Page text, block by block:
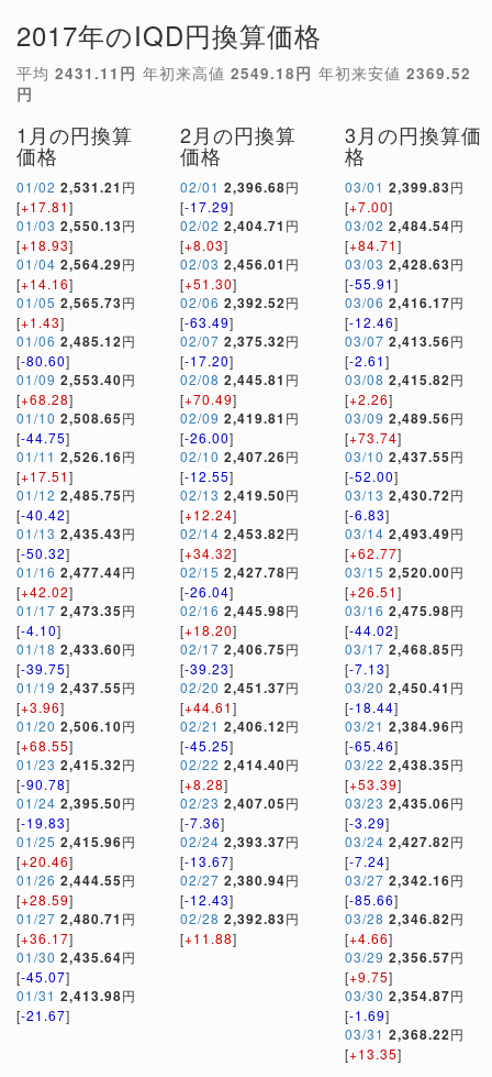
2017年のIQD円換算価格
平均 2431.11円 年初来高値 2549.18円 年初来安値 2369.52
円
1月の円換算
価格
01/02 2,531.21 円
[+17.81]
01/03 2,550.13円
[+18.93]
01/04 2,564.29円
[+14.16]
01/05 2,565.73円
[+1.43]
01/06 2,485.12円
[-80.60]
01/09 2,553.40円
[+68.28]
01/10 2,508.65円
[-44.75]
01/11 2,526.16円
[+17.51]
01/12 2,485.75円
[-40.42]
01/13 2,435.43円
[-50.32]
01/16 2,477.44円
[+42.02]
01/17 2,473.35円
[-4.10]
01/18 2,433.60円
[-39.75]
01/19 2,437.55円
[+3.96]
01/20 2,506.10円
[+68.55]
01/23 2,415.32円
[-90.78]
01/24 2,395.50円
[-19.83]
01/25 2,415.96円
[+20.46]
01/26 2,444.55円
[+28.59]
01/27 2,480.71 円
[+36.17]
01/30 2,435.64円
[-45.07]
01/31 2,413.98円
[-21.67]
2月の円換算
価格
02/01 2,396.68円
[-17.29]
02/02 2,404.71 円
[+8.03]
02/03 2,456.01 円
[+51.30]
02/06 2,392.52円
[-63.49]
02/07 2,375.32円
[-17.20]
02/08 2,445.81 円
[+70.49]
02/09 2,419.81 円
[-26.00]
02/10 2,407.26円
[-12.55]
02/13 2,419.50円
[+12.24]
02/14 2,453.82円
[+34.32]
02/15 2,427.78円
[-26.04]
02/16 2,445.98円
[+18.20]
02/17 2,406.75円
[-39.23]
02/20 2,451.37円
[+44.61]
02/21 2,406.12円
[-45.25]
02/22 2,414.40円
[+8.28]
02/23 2,407.05円
[-7.36]
02/24 2,393.37円
[-13.67]
02/27 2,380.94円
[-12.43]
02/28 2,392.83円
[+11.88]
3月の円換算価
格
03/01 2,399.83円
[+7.00]
03/02 2,484.54円
[+84.71]
03/03 2,428.63円
[-55.91]
03/06 2,416.17円
[-12.46]
03/07 2,413.56円
[-2.61]
03/08 2,415.82円
[+2.26]
03/09 2,489.56円
[+73.74]
03/10 2,437.55円
[-52.00]
03/13 2,430.72円
[-6.83]
03/14 2,493.49円
[+62.77]
03/15 2,520.00円
[+26.51]
03/16 2,475.98円
[-44.02]
03/17 2,468.85円
[-7.13]
03/20 2,450.41 円
[-18.44]
03/21 2,384.96円
[-65.46]
03/22 2,438.35円
[+53.39]
03/23 2,435.06円
[-3.29]
03/24 2,427.82円
[-7.24]
03/27 2,342.16円
[-85.66]
03/28 2,346.82円
[+4.66]
03/29 2,356.57円
[+9.75]
03/30 2,354.87円
[-1.69]
03/31 2,368.22円
[+13.35]